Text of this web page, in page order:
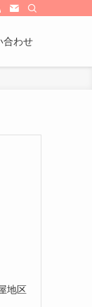
合わせ
地区